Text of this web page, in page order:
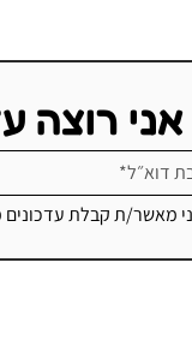
רוצה
מאשר/ת קבלת עדכונים